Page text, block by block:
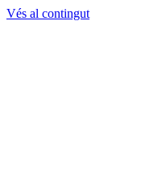
Vés al contingut